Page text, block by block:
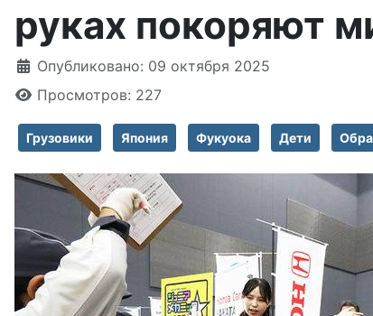
руках покоряют
Информация о материале
Опубликовано: 09 октября 2025
Просмотров: 227
Грузовики Япония Фукуока Дети